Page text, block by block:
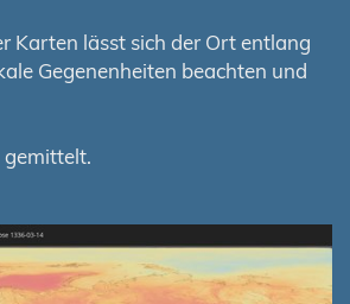
Karten lässt sich der Ort entlang
Gegenenheiten beachten und
gemittelt.